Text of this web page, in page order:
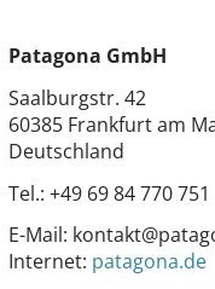
Patagona GmbH
Saalburgstr. 42
60385 Frankfurt am
Deutschland
Tel.: +49 69 84 770 751
E-Mail:
Internet: patagona.de